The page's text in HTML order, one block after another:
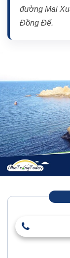
đường Mai
Đồng Đế.